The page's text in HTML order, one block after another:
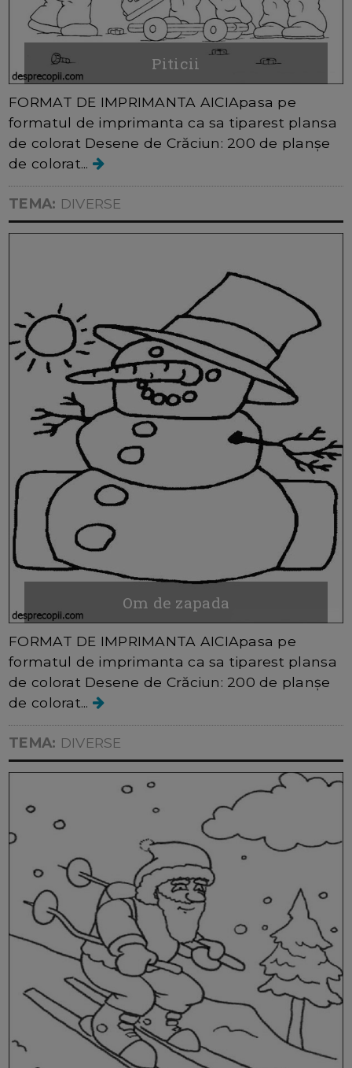
Piticii
FORMAT DE IMPRIMANTA AICIApasa pe
formatul de imprimanta ca sa tiparest plansa
de colorat Desene de Crăciun: 200 de planșe
de colorat...
TEMA: DIVERSE
Om de zapada
FORMAT DE IMPRIMANTA AICIApasa pe
formatul de imprimanta ca sa tiparest plansa
de colorat Desene de Crăciun: 200 de planșe
de colorat...
TEMA: DIVERSE